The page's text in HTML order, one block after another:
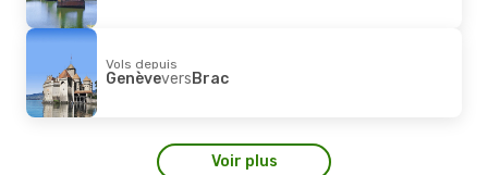
Vols depuis
GenèveversBrac
Voir plus